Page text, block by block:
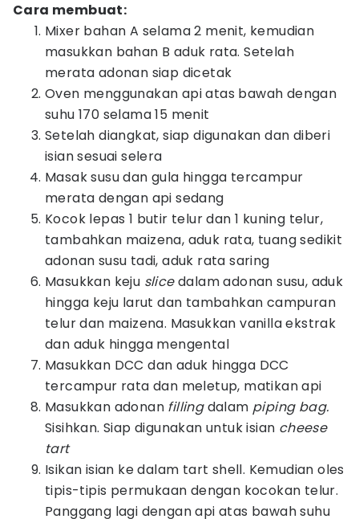
Cara membuat:
Mixer bahan A selama 2 menit, kemudian
masukkan bahan B aduk rata. Setelah
merata adonan siap dicetak
Oven menggunakan api atas bawah dengan
suhu 170 selama 15 menit
Setelah diangkat, siap digunakan dan diberi
isian sesuai selera
Masak susu dan gula hingga tercampur
merata dengan api sedang
Kocok lepas 1 butir telur dan 1 kuning telur,
tambahkan maizena, aduk rata, tuang sedikit
adonan susu tadi, aduk rata saring
Masukkan keju slicedalam adonan susu, aduk
hingga keju larut dan tambahkan campuran
telur dan maizena. Masukkan vanilla ekstrak
dan aduk hingga mengental
Masukkan DCC dan aduk hingga DCC
tercampur rata dan meletup, matikan api
Masukkan adonan fillingdalam piping bag.
Sisihkan. Siap digunakan untuk isian cheese
tart
Isikan isian ke dalam tart shell. Kemudian oles
tipis-tipis permukaan dengan kocokan telur.
Panggang lagi dengan api atas bawah suhu